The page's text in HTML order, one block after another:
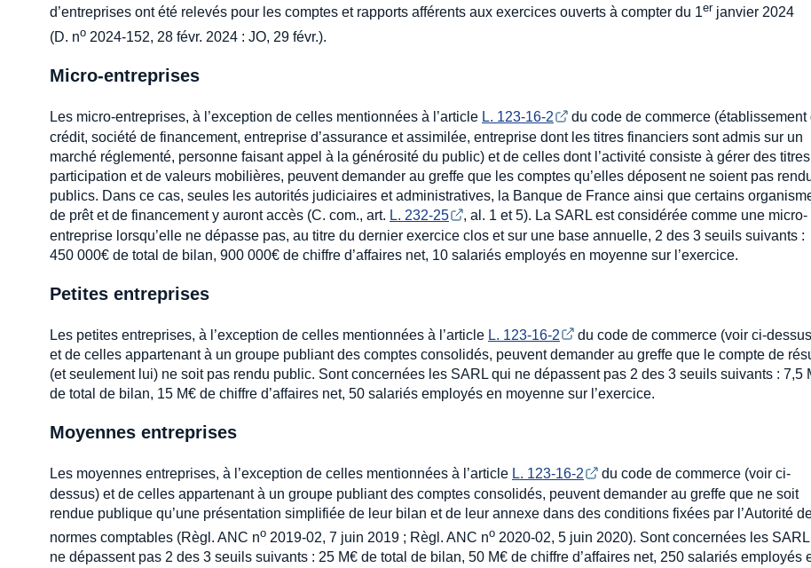
d’entreprises ont été relevés pour les comptes et rapports afférents aux exercices ouverts à compter du 1er janvier 2024
(D. no 2024-152, 28 févr. 2024 : JO, 29 févr.).
Micro-entreprises
Les micro-entreprises, à l’exception de celles mentionnées à l’article L. 123-16-2
du code de commerce (établissement
crédit, société de financement, entreprise d’assurance et assimilée, entreprise dont les titres financiers sont admis sur un
marché réglementé, personne faisant appel à la générosité du public) et de celles dont l’activité consiste à gérer des
participation et de valeurs mobilières, peuvent demander au greffe que les comptes qu’elles déposent ne soient pas
publics. Dans ce cas, seules les autorités judiciaires et administratives, la Banque de France ainsi que certains
de prêt et de financement y auront accès (C. com., art. L. 232-25
, al. 1 et 5). La SARL est considérée comme une micro-
entreprise lorsqu’elle ne dépasse pas, au titre du dernier exercice clos et sur une base annuelle, 2 des 3 seuils suivants :
450 000€ de total de bilan, 900 000€ de chiffre d’affaires net, 10 salariés employés en moyenne sur l’exercice.
Petites entreprises
Les petites entreprises, à l’exception de celles mentionnées à l’article L. 123-16-2
du code de commerce (voir ci-
et de celles appartenant à un groupe publiant des comptes consolidés, peuvent demander au greffe que le compte de
(et seulement lui) ne soit pas rendu public. Sont concernées les SARL qui ne dépassent pas 2 des 3 seuils suivants : 7,5
de total de bilan, 15 M€ de chiffre d’affaires net, 50 salariés employés en moyenne sur l’exercice.
Moyennes entreprises
Les moyennes entreprises, à l’exception de celles mentionnées à l’article L. 123-16-2
du code de commerce (voir ci-
dessus) et de celles appartenant à un groupe publiant des comptes consolidés, peuvent demander au greffe que ne soit
rendue publique qu’une présentation simplifiée de leur bilan et de leur annexe dans des conditions fixées par l’Autorité
normes comptables (Règl. ANC no 2019-02, 7 juin 2019 ; Règl. ANC no 2020-02, 5 juin 2020). Sont concernées les
ne dépassent pas 2 des 3 seuils suivants : 25 M€ de total de bilan, 50 M€ de chiffre d’affaires net, 250 salariés employés